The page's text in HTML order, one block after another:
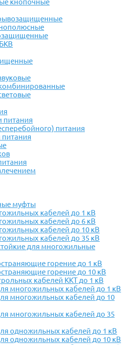
кнопочные
питания
питания
муфты
кабелей до 1 кВ
кабелей до 6 кВ
кабелей до 10 кВ
кабелей до 35 кВ
для многожильные
горение до 1 кВ
горение до 10 кВ
кабелей ККТ до 1 кВ
многожильных кабелей до 1 кВ
многожильных кабелей до 10
многожильных кабелей до 35
одножильных кабелей до 1 кВ
одножильных кабелей до 10 кВ